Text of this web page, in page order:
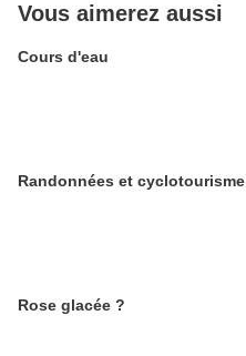
Vous aimerez aussi
Cours d'eau
Randonnées et cyclotourisme
Rose glacée ?